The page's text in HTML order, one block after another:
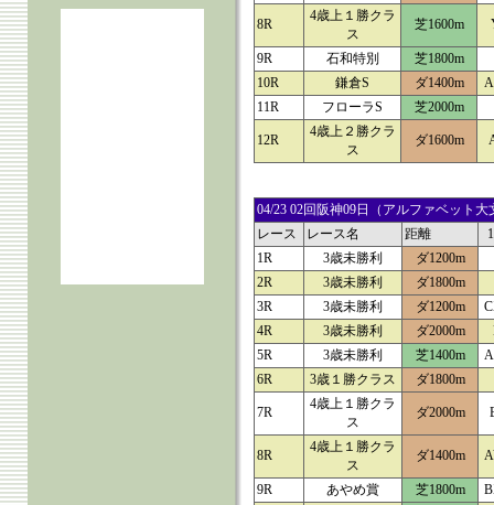
8R
4歳上１勝クラ
ス
芝1600m
9R 石和特別
芝1800m
10R
鎌倉S ダ1400m
11R
フローラS 芝2000m
12R
4歳上２勝クラ
ス
ダ1600m
04/23 02回阪神09日（アルファベット
レース
レース名 距離
1R
3歳未勝利
ダ1200m
2R
3歳未勝利
ダ1800m
3R
3歳未勝利 ダ1200m
4R
3歳未勝利 ダ2000m
5R
3歳未勝利 芝1400m
6R
3歳１勝クラス ダ1800m
7R
4歳上１勝クラ
ス
ダ2000m
8R
4歳上１勝クラ
ス
ダ1400m
9R あやめ賞 芝1800m